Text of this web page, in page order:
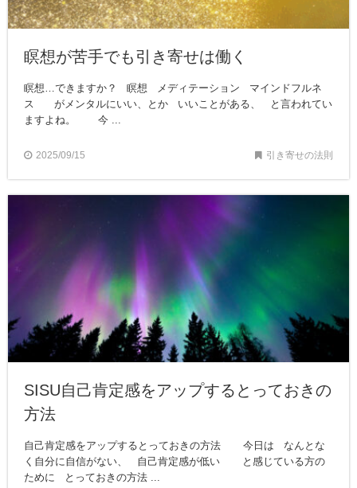
瞑想が苦手でも引き寄せは働く
瞑想…できますか？ 瞑想 メディテーション マインドフルネ
ス がメンタルにいい、とか いいことがある、 と言われてい
ますよね。 今 ...
2025/09/15 引き寄せの法則
SISU自己肯定感をアップするとっておきの
方法
自己肯定感をアップするとっておきの方法 今日は なんとな
く自分に自信がない、 自己肯定感が低い と感じている方の
ために とっておきの方法 ...